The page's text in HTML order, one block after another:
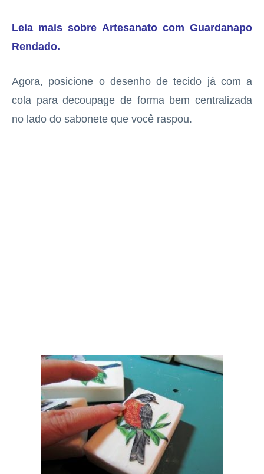
Leia mais sobre Artesanato com Guardanapo
Rendado.
Agora, posicione o desenho de tecido já com a
cola para decoupage de forma bem centralizada
no lado do sabonete que você raspou.